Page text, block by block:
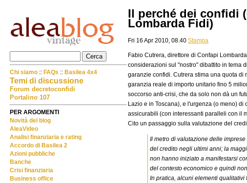
Il perché dei confidi
Lombarda Fidi)
Fri 16 Apr 2010, 08.40 Stampa
Fabio Cutrera, direttore di Confapi
considerazioni sul "nostro" dibattito in tema
garanzie confidi. Cutrera stima una quota
garanzia reale di importo unitario fino 5
soccorso anti-crisi, che da solo non dà un
Lazio e in Toscana), e l'urgenza (o meno)
assicurabili (con interessanti paralleli con il
Cito un passaggio sulla valutazione del
Il metro di valutazione delle
del credito negli ultimi anni; la
non hanno iniziato a manifestarsi
del contesto economico e quindi
In pratica, alcuni elementi
Chi siamo :: FAQs :: Basilea 4x4
Temi di discussione
Forum decretoconfidi
Portalino 107
PER ARGOMENTI
Novità del blog
AleaVideo
Analisi finanziaria e rating
Accordo di Basilea 2
Azioni pubbliche
Banche
Crisi finanziaria
Business office